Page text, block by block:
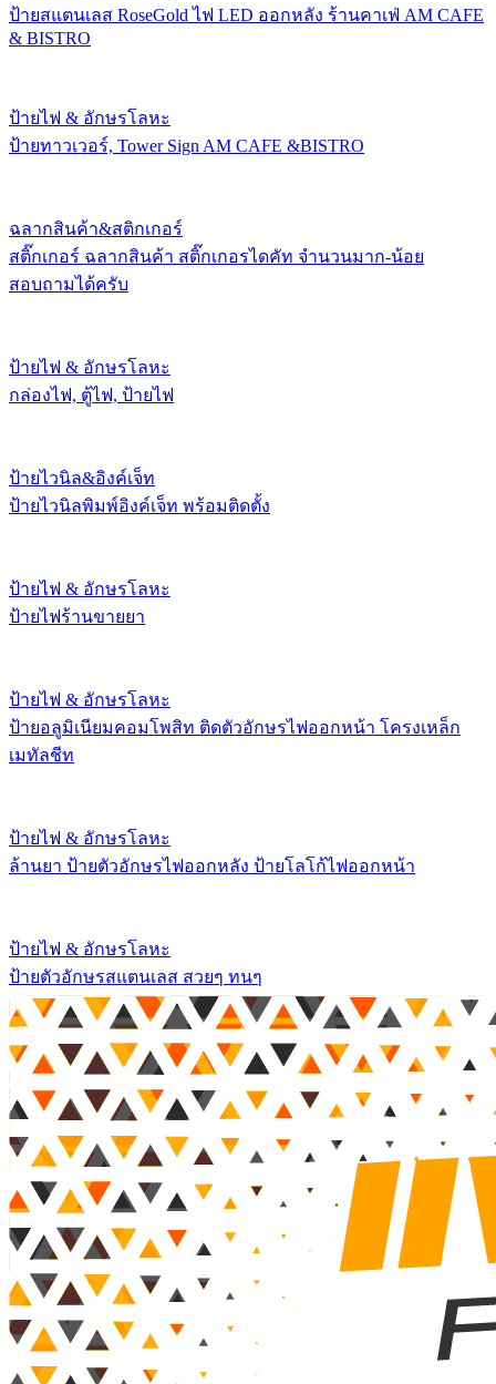
ป้ายสแตนเลส RoseGold ไฟ LED ออกหลัง ร้านคาเฟ่ AM CAFE
& BISTRO
ป้ายไฟ & อักษรโลหะ
ป้ายทาวเวอร์, Tower Sign AM CAFE &BISTRO
ฉลากสินค้า&สติกเกอร์
สติ๊กเกอร์ ฉลากสินค้า สติ๊กเกอรไดคัท จำนวนมาก-น้อย
สอบถามได้ครับ
ป้ายไฟ & อักษรโลหะ
กล่องไฟ, ตู้ไฟ, ป้ายไฟ
ป้ายไวนิล&อิงค์เจ็ท
ป้ายไวนิลพิมพ์อิงค์เจ็ท พร้อมติดตั้ง
ป้ายไฟ & อักษรโลหะ
ป้ายไฟร้านขายยา
ป้ายไฟ & อักษรโลหะ
ป้ายอลูมิเนียมคอมโพสิท ติดตัวอักษรไฟออกหน้า โครงเหล็ก
เมทัลชีท
ป้ายไฟ & อักษรโลหะ
ล้านยา ป้ายตัวอักษรไฟออกหลัง ป้ายโลโก้ไฟออกหน้า
ป้ายไฟ & อักษรโลหะ
ป้ายตัวอักษรสแตนเลส สวยๆ ทนๆ